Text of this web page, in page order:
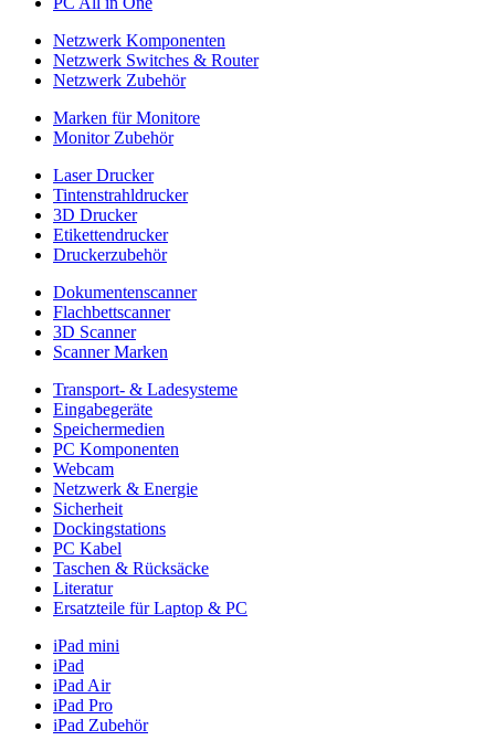
Netzwerk Komponenten
Netzwerk Switches & Router
Netzwerk Zubehör
Marken für Monitore
Monitor Zubehör
Laser Drucker
Tintenstrahldrucker
3D Drucker
Etikettendrucker
Druckerzubehör
Dokumentenscanner
Flachbettscanner
3D Scanner
Scanner Marken
Transport- & Ladesysteme
Eingabegeräte
Speichermedien
PC Komponenten
Webcam
Netzwerk & Energie
Sicherheit
Dockingstations
PC Kabel
Taschen & Rücksäcke
Literatur
Ersatzteile für Laptop & PC
iPad mini
iPad
iPad Air
iPad Pro
iPad Zubehör